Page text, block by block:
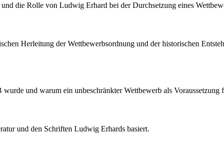
die Rolle von Ludwig Erhard bei der Durchsetzung eines
Herleitung der Wettbewerbsordnung und der historischen
und warum ein unbeschränkter Wettbewerb als Voraussetzung
und den Schriften Ludwig Erhards basiert.